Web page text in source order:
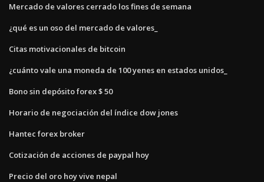
Mercado de valores cerrado los fines de semana
¿qué es un oso del mercado de valores_
Citas motivacionales de bitcoin
¿cuánto vale una moneda de 100 yenes en estados unidos_
Bono sin depósito forex $ 50
Horario de negociación del índice dow jones
Hantec forex broker
Cotización de acciones de paypal hoy
Precio del oro hoy vive nepal